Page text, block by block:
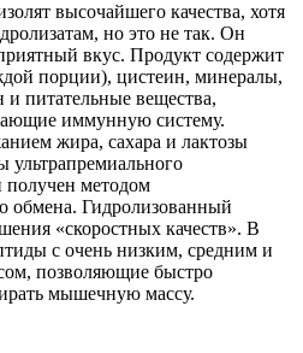
высочайшего качества, хотя
но это не так. Он
вкус. Продукт содержит
порции), цистеин, минералы,
и питательные вещества,
иммунную систему.
жира, сахара и лактозы
ультрапремиального
получен методом
обмена. Гидролизованный
«скоростных качеств». В
с очень низким, средним и
позволяющие быстро
мышечную массу.